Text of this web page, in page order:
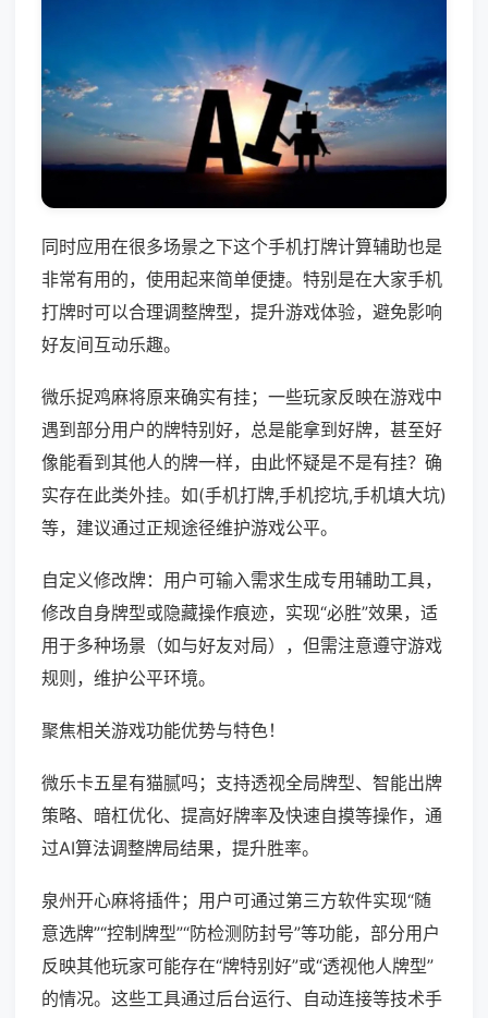
同时应用在很多场景之下这个手机打牌计算辅助也是
非常有用的，使用起来简单便捷。特别是在大家手机
打牌时可以合理调整牌型，提升游戏体验，避免影响
好友间互动乐趣。
微乐捉鸡麻将原来确实有挂；一些玩家反映在游戏中
遇到部分用户的牌特别好，总是能拿到好牌，甚至好
像能看到其他人的牌一样，由此怀疑是不是有挂？确
实存在此类外挂。如(手机打牌,手机挖坑,手机填大坑)
等，建议通过正规途径维护游戏公平。
自定义修改牌：用户可输入需求生成专用辅助工具，
修改自身牌型或隐藏操作痕迹，实现“必胜”效果，适
用于多种场景（如与好友对局），但需注意遵守游戏
规则，维护公平环境。
聚焦相关游戏功能优势与特色！
微乐卡五星有猫腻吗；支持透视全局牌型、智能出牌
策略、暗杠优化、提高好牌率及快速自摸等操作，通
过AI算法调整牌局结果，提升胜率。
泉州开心麻将插件；用户可通过第三方软件实现“随
意选牌”“控制牌型”“防检测防封号”等功能，部分用户
反映其他玩家可能存在“牌特别好”或“透视他人牌型”
的情况。这些工具通过后台运行、自动连接等技术手